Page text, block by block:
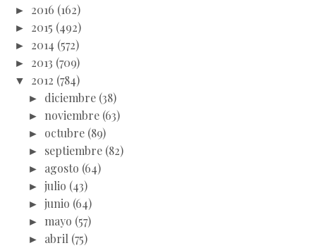
► 2016 (162)
► 2015 (492)
► 2014 (572)
► 2013 (709)
▼ 2012 (784)
► diciembre (38)
► noviembre (63)
► octubre (89)
► septiembre (82)
► agosto (64)
► julio (43)
► junio (64)
► mayo (57)
► abril (75)